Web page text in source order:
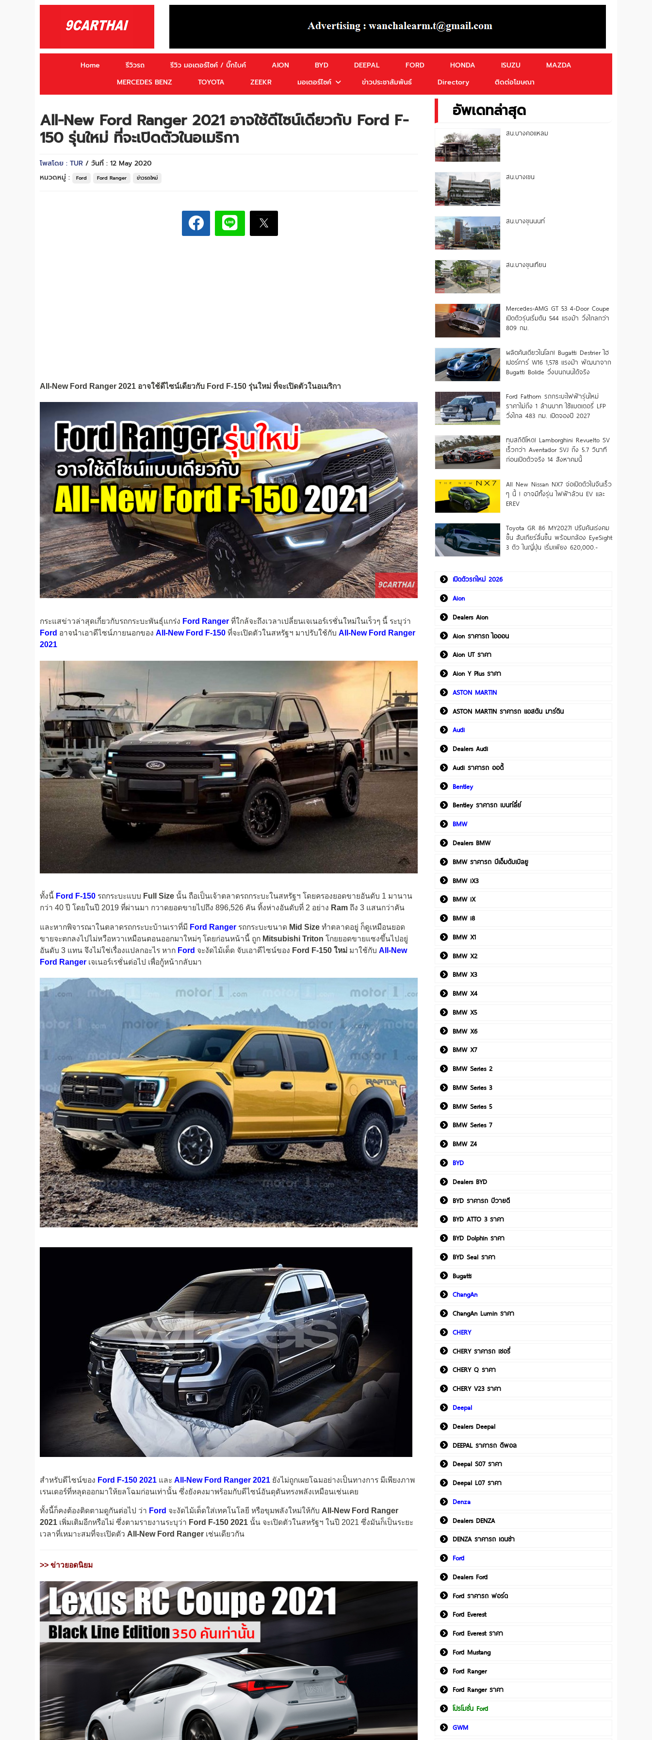
Home รีวิวรถ รีวิว มอเตอร์ไซค์ / บิ๊กไบค์ AION BYD DEEPAL FORD HONDA ISUZU
MAZDA
MERCEDES BENZ
TOYOTA ZEEKR มอเตอร์ไซค์ ข่าวประชาสัมพันธ์ Directory ติดต่อโฆษณา
All-New Ford Ranger 2021 อาจใช้ดีไซน์เดียวกับ Ford F-
150 รุ่นใหม่ ที่จะเปิดตัวในอเมริกา
โพสโดย : TUR / วันที่ : 12 May 2020
หมวดหมู่ :
Ford Ford Ranger ข่าวรถใหม่
All-New Ford Ranger 2021 อาจใช้ดีไซน์เดียวกับ Ford F-150 รุ่นใหม่ ที่จะเปิดตัวในอเมริกา
กระแสข่าวล่าสุดเกี่ยวกับรถกระบะพันธุ์แกร่ง Ford Ranger ที่ใกล้จะถึงเวลาเปลี่ยนเจเนอร์เรชั่นใหม่ในเร็วๆ นี้ ระบุว่า
Ford อาจนำเอาดีไซน์ภายนอกของ All-New Ford F-150 ที่จะเปิดตัวในสหรัฐฯ มาปรับใช้กับ All-New Ford Ranger
2021
ทั้งนี้ Ford F-150 รถกระบะแบบ Full Size นั้น ถือเป็นเจ้าตลาดรถกระบะในสหรัฐฯ โดยครองยอดขายอันดับ 1 มานาน
กว่า 40 ปี โดยในปี 2019 ที่ผ่านมา กวาดยอดขายไปถึง 896,526 คัน ทิ้งห่างอันดับที่ 2 อย่าง Ram ถึง 3 แสนกว่าคัน
และหากพิจารณาในตลาดรถกระบะบ้านเราที่มี Ford Ranger รถกระบะขนาด Mid Size ทำตลาดอยู่ ก็ดูเหมือนยอด
ขายจะตกลงไปไม่หวือหวาเหมือนตอนออกมาใหม่ๆ โดยก่อนหน้านี้ ถูก Mitsubishi Triton โกยยอดขายแซงขึ้นไปอยู่
อันดับ 3 แทน จึงไม่ใช่เรื่องแปลกอะไร หาก Ford จะงัดไม้เด็ด จับเอาดีไซน์ของ Ford F-150 ใหม่ มาใช้กับ All-New
Ford Ranger เจเนอร์เรชั่นต่อไป เพื่อกู้หน้ากลับมา
สำหรับดีไซน์ของ Ford F-150 2021 และ All-New Ford Ranger 2021 ยังไม่ถูกเผยโฉมอย่างเป็นทางการ มีเพียงภาพ
เรนเดอร์ที่หลุดออกมาให้ยลโฉมก่อนเท่านั้น ซึ่งยังคงมาพร้อมกับดีไซน์อันดุดันทรงพลังเหมือนเช่นเคย
ทั้งนี้ก็คงต้องติดตามดูกันต่อไป ว่า Ford จะงัดไม้เด็ดใส่เทคโนโลยี หรือขุมพลังใหม่ให้กับ All-New Ford Ranger
2021 เพิ่มเติมอีกหรือไม่ ซึ่งตามรายงานระบุว่า Ford F-150 2021 นั้น จะเปิดตัวในสหรัฐฯ ในปี 2021 ซึ่งมันก็เป็นระยะ
เวลาที่เหมาะสมที่จะเปิดตัว All-New Ford Ranger เช่นเดียวกัน
>> ข่าวยอดนิยม
อัพเดทล่าสุด
สน.บางคอแหลม
สน.บางเขน
สน.บางขุนนนท์
สน.บางขุนเทียน
Mercedes-AMG GT 53 4-Door Coupe
เปิดตัวรุ่นเริ่มต้น 544 แรงม้า วิ่งไกลกว่า
809 กม.
ผลิตคันเดียวในโลก! Bugatti Destrier ไฮ
เปอร์คาร์ W16 1,578 แรงม้า พัฒนาจาก
Bugatti Bolide วิ่งบนถนนได้จริง
Ford Fathom รถกระบะไฟฟ้ารุ่นใหม่
ราคาไม่ถึง 1 ล้านบาท ใช้แบตเตอรี่ LFP
วิ่งไกล 483 กม. เปิดจองปี 2027
ทุบสถิติโหด! Lamborghini Revuelto SV
เร็วกว่า Aventador SVJ ถึง 5.7 วินาที
ก่อนเปิดตัวจริง 14 สิงหาคมนี้
All New Nissan NX7 จ่อเปิดตัวในจีนเร็ว
ๆ นี้ ! อาจมีทั้งรุ่น ไฟฟ้าล้วน EV และ
EREV
Toyota GR 86 MY2027! ปรับคันเร่งคม
ขึ้น สับเกียร์ลื่นขึ้น พร้อมกล้อง EyeSight
3 ตัว ในญี่ปุ่น เริ่มเพียง 620,000.-
เปิดตัวรถใหม่ 2026
Aion
Dealers Aion
Aion ราคารถ ไอออน
Aion UT ราคา
Aion Y Plus ราคา
ASTON MARTIN
ASTON MARTIN ราคารถ แอสตัน มาร์ติน
Audi
Dealers Audi
Audi ราคารถ ออดี้
Bentley
Bentley ราคารถ เบนท์ลี่ย์
BMW
Dealers BMW
BMW ราคารถ บีเอ็มดับเบิลยู
BMW iX3
BMW iX
BMW i8
BMW X1
BMW X2
BMW X3
BMW X4
BMW X5
BMW X6
BMW X7
BMW Series 2
BMW Series 3
BMW Series 5
BMW Series 7
BMW Z4
BYD
Dealers BYD
BYD ราคารถ บีวายดี
BYD ATTO 3 ราคา
BYD Dolphin ราคา
BYD Seal ราคา
Bugatti
ChangAn
ChangAn Lumin ราคา
CHERY
CHERY ราคารถ เชอรี่
CHERY Q ราคา
CHERY V23 ราคา
Deepal
Dealers Deepal
DEEPAL ราคารถ ดีพอล
Deepal S07 ราคา
Deepal L07 ราคา
Denza
Dealers DENZA
DENZA ราคารถ เดนซ่า
Ford
Dealers Ford
Ford ราคารถ ฟอร์ด
Ford Everest
Ford Everest ราคา
Ford Mustang
Ford Ranger
Ford Ranger ราคา
โปรโมชั่น Ford
GWM